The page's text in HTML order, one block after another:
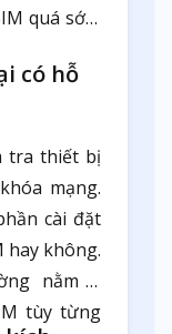
quá sớm
có hỗ
tra thiết bị
mạng.
cài đặt
hay không.
nằm ở
tùy từng